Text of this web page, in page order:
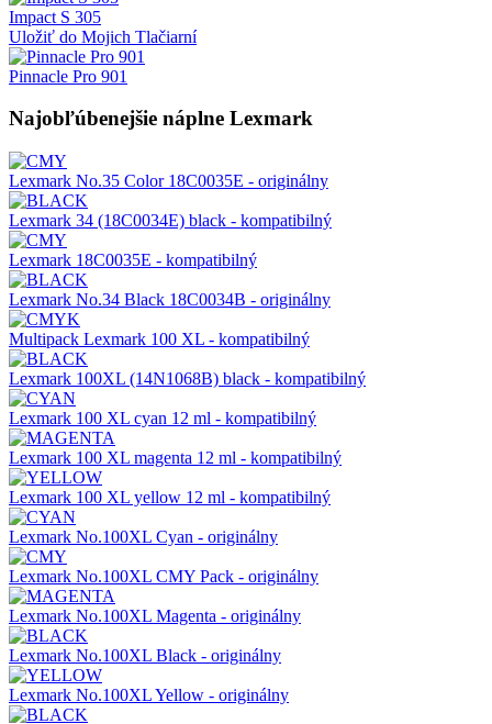
Impact S 305
Uložiť do Mojich Tlačiarní
Pinnacle Pro 901
Najobľúbenejšie náplne Lexmark
Lexmark No.35 Color 18C0035E - originálny
Lexmark 34 (18C0034E) black - kompatibilný
Lexmark 18C0035E - kompatibilný
Lexmark No.34 Black 18C0034B - originálny
Multipack Lexmark 100 XL - kompatibilný
Lexmark 100XL (14N1068B) black - kompatibilný
Lexmark 100 XL cyan 12 ml - kompatibilný
Lexmark 100 XL magenta 12 ml - kompatibilný
Lexmark 100 XL yellow 12 ml - kompatibilný
Lexmark No.100XL Cyan - originálny
Lexmark No.100XL CMY Pack - originálny
Lexmark No.100XL Magenta - originálny
Lexmark No.100XL Black - originálny
Lexmark No.100XL Yellow - originálny